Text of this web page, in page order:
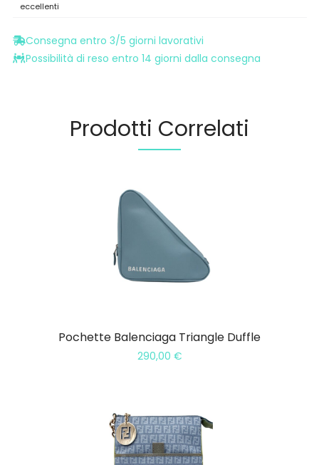
eccellenti
Consegna entro 3/5 giorni lavorativi
Possibilità di reso entro 14 giorni dalla consegna
Prodotti Correlati
Pochette Balenciaga Triangle Duffle
290,00 €